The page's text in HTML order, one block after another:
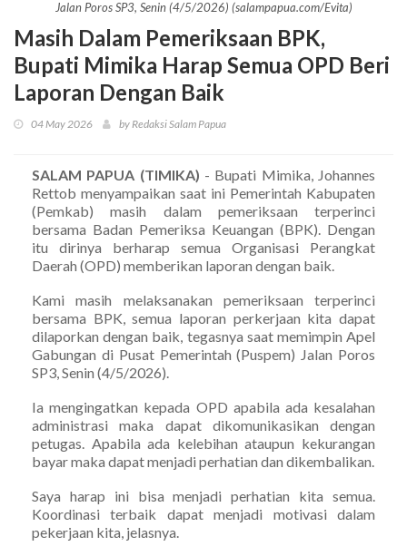
Jalan Poros SP3, Senin (4/5/2026) (salampapua.com/Evita)
Masih Dalam Pemeriksaan BPK,
Bupati Mimika Harap Semua OPD Beri
Laporan Dengan Baik
04 May 2026 by Redaksi Salam Papua
SALAM PAPUA (TIMIKA) - Bupati Mimika, Johannes
Rettob menyampaikan saat ini Pemerintah Kabupaten
(Pemkab) masih dalam pemeriksaan terperinci
bersama Badan Pemeriksa Keuangan (BPK). Dengan
itu dirinya berharap semua Organisasi Perangkat
Daerah (OPD) memberikan laporan dengan baik.
Kami masih melaksanakan pemeriksaan terperinci
bersama BPK, semua laporan perkerjaan kita dapat
dilaporkan dengan baik, tegasnya saat memimpin Apel
Gabungan di Pusat Pemerintah (Puspem) Jalan Poros
SP3, Senin (4/5/2026).
Ia mengingatkan kepada OPD apabila ada kesalahan
administrasi maka dapat dikomunikasikan dengan
petugas. Apabila ada kelebihan ataupun kekurangan
bayar maka dapat menjadi perhatian dan dikembalikan.
Saya harap ini bisa menjadi perhatian kita semua.
Koordinasi terbaik dapat menjadi motivasi dalam
pekerjaan kita, jelasnya.